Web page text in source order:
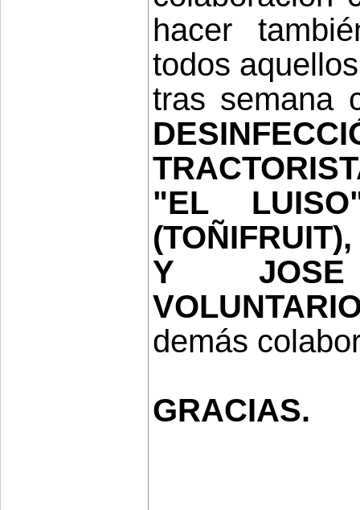
hacer
todos
tras semana
"EL
Y JOSE
demás
GRACIAS.